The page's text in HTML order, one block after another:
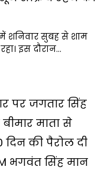
शनिवार सुबह से शाम
इस दौरान…
पर जगतार सिंह
माता से
की पैरोल दी
भगवंत सिंह मान